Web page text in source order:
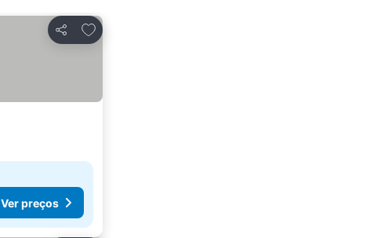
Partilhar
Adicionar aos favoritos
Ver preços